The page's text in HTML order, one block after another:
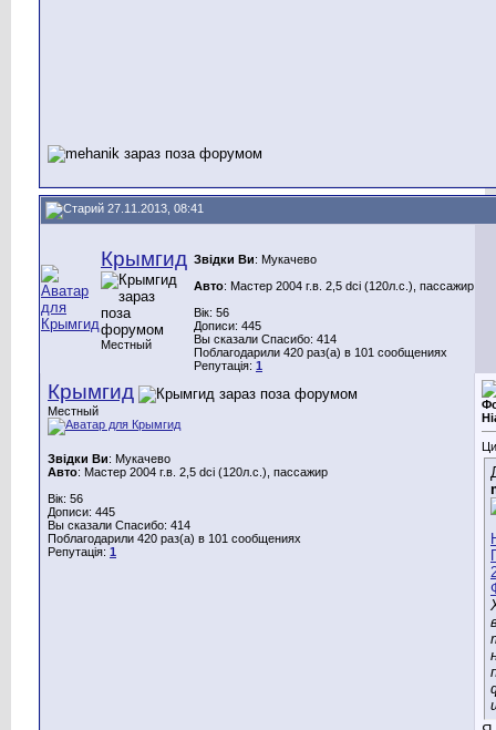
27.11.2013, 08:41
Крымгид
Местный
Звідки Ви: Мукачево
Авто: Мастер 2004 г.в. 2,5 dci (120л.с.), пассажир
Вік: 56
Дописи: 445
Вы сказали Спасибо: 414
Поблагодарили 420 раз(а) в 101 сообщениях
Репутація: 1
Крымгид
Местный
Звідки Ви: Мукачево
Авто: Мастер 2004 г.в. 2,5 dci (120л.с.), пассажир
Вік: 56
Дописи: 445
Вы сказали Спасибо: 414
Поблагодарили 420 раз(а) в 101 сообщениях
Репутація: 1